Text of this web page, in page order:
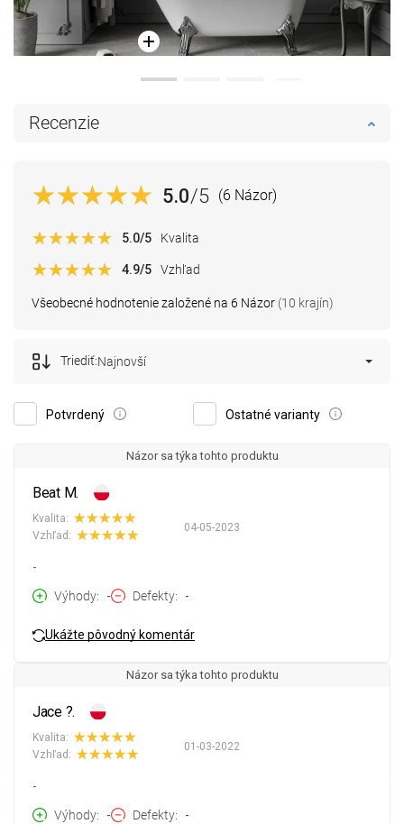
Recenzie
5.0/5 (6 Názor)
Všeobecné hodnotenie založené na 6 Názor (10 krajín)
5.0/5 Kvalita
4.9/5 Vzhľad
Potvrdený Ostatné varianty
Triediť:Najnovší
Názor sa týka tohto produktu
Beat M.
04-05-2023
Kvalita:
Vzhľad:
-
Výhody
- Defekty -
Ukážte pôvodný komentár
Názor sa týka tohto produktu
Jace ?.
01-03-2022
Kvalita:
Vzhľad:
-
Výhody
- Defekty -